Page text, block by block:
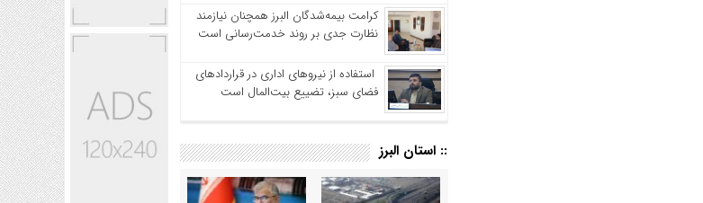
کرامت بیمه‌شدگان البرز همچنان نیازمند
نظارت جدی بر روند خدمت‌رسانی است
استفاده از نیروهای اداری در قراردادهای
فضای سبز، تضییع بیت‌المال است
:: استان البرز